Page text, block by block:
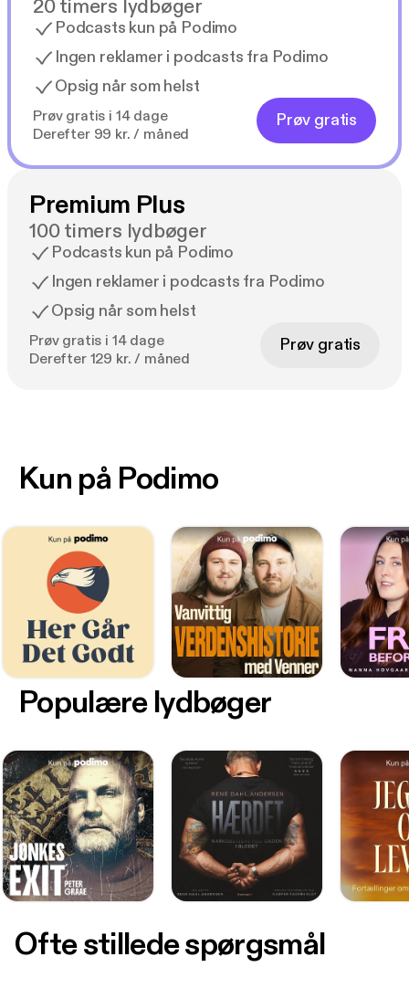
20 timers lydbøger
Podcasts kun på Podimo
Ingen reklamer i podcasts fra Podimo
Opsig når som helst
Prøv gratis i 14 dage
Derefter 99 kr. / måned
Prøv gratis
Premium Plus
100 timers lydbøger
Podcasts kun på Podimo
Ingen reklamer i podcasts fra Podimo
Opsig når som helst
Prøv gratis i 14 dage
Derefter 129 kr. / måned
Prøv gratis
Kun på Podimo
Populære lydbøger
Ofte stillede spørgsmål